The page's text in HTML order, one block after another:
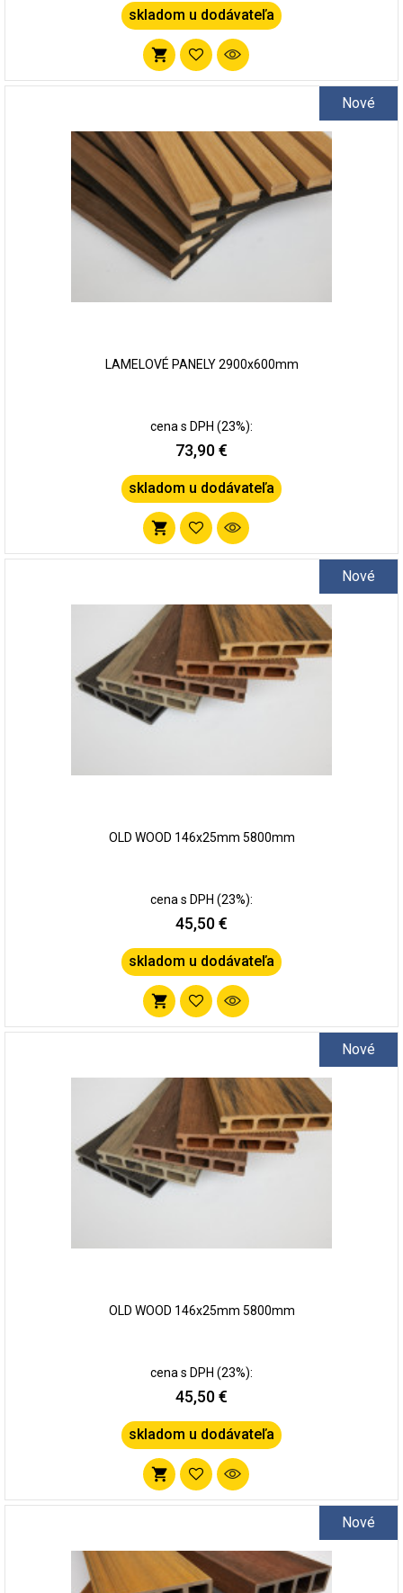
skladom u dodávateľa
Pridať
obľúbených
Nové
LAMELOVÉ PANELY 2900x600mm
cena s DPH (23%):
73,90 €
skladom u dodávateľa
Pridať
obľúbených
Nové
OLD WOOD 146x25mm 5800mm
cena s DPH (23%):
45,50 €
skladom u dodávateľa
Pridať
obľúbených
Nové
OLD WOOD 146x25mm 5800mm
cena s DPH (23%):
45,50 €
skladom u dodávateľa
Pridať
obľúbených
Nové